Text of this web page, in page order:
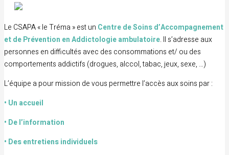
Le CSAPA « le Tréma » est un Centre de Soins d’Accompagnement
et de Prévention en Addictologie ambulatoire. Il s’adresse aux
personnes en difficultés avec des consommations et/ ou des
comportements addictifs (drogues, alccol, tabac, jeux, sexe, …)
L’équipe a pour mission de vous permettre l’accès aux soins par :
• Un accueil
• De l’information
• Des entretiens individuels